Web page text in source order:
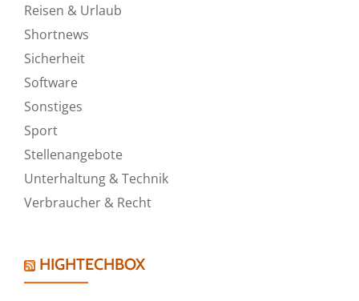
Reisen & Urlaub
Shortnews
Sicherheit
Software
Sonstiges
Sport
Stellenangebote
Unterhaltung & Technik
Verbraucher & Recht
HIGHTECHBOX